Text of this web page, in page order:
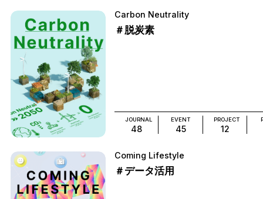
Carbon Neutrality
＃脱炭素
JOURNAL
48
EVENT
45
PROJECT
12
Coming Lifestyle
＃データ活用